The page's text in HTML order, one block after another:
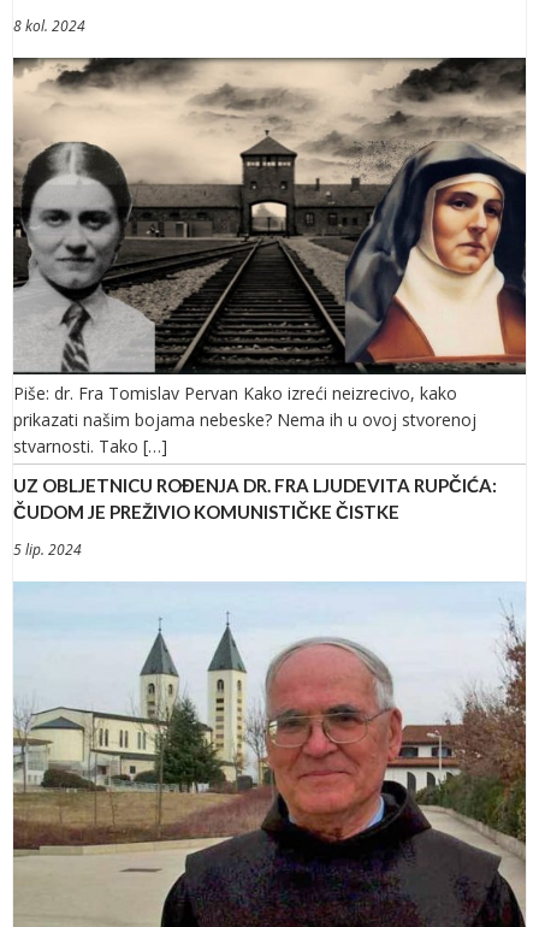
8 kol. 2024
Piše: dr. Fra Tomislav Pervan Kako izreći neizrecivo, kako
prikazati našim bojama nebeske? Nema ih u ovoj stvorenoj
stvarnosti. Tako […]
UZ OBLJETNICU ROĐENJA DR. FRA LJUDEVITA RUPČIĆA:
ČUDOM JE PREŽIVIO KOMUNISTIČKE ČISTKE
5 lip. 2024